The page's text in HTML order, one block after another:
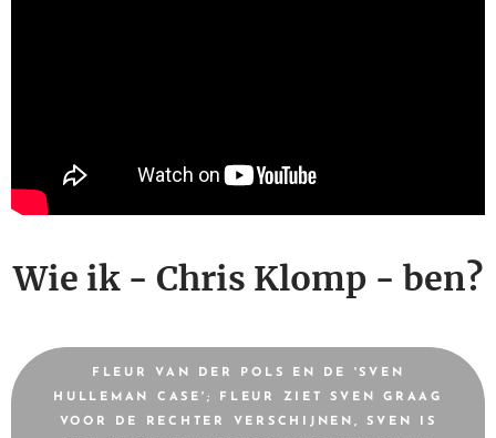
Wie ik - Chris Klomp - ben?
FLEUR VAN DER POLS EN DE 'SVEN
HULLEMAN CASE'; FLEUR ZIET SVEN GRAAG
VOOR DE RECHTER VERSCHIJNEN, SVEN IS